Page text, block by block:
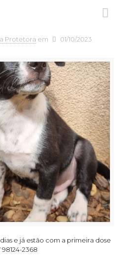
Protetora em 01/10/2023
e já estão com a primeira dose
2368